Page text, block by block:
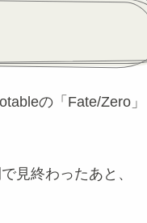
の「Fate/Zero」
見終わったあと、